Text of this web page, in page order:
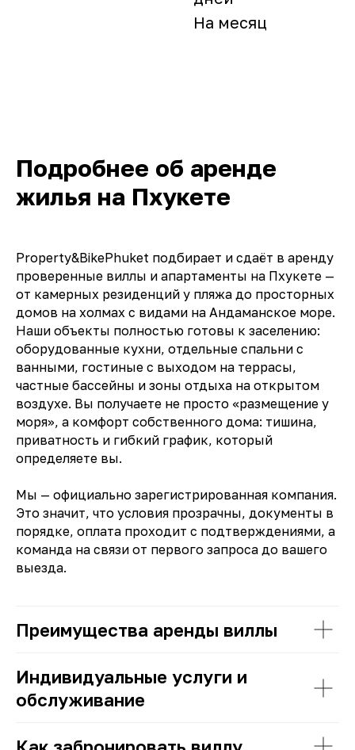
На месяц
Подробнее об аренде
жилья на Пхукете
Property&BikePhuket подбирает и сдаёт в аренду
проверенные виллы и апартаменты на Пхукете —
от камерных резиденций у пляжа до просторных
домов на холмах с видами на Андаманское море.
Наши объекты полностью готовы к заселению:
оборудованные кухни, отдельные спальни с
ванными, гостиные с выходом на террасы,
частные бассейны и зоны отдыха на открытом
воздухе. Вы получаете не просто «размещение у
моря», а комфорт собственного дома: тишина,
приватность и гибкий график, который
определяете вы.
Мы — официально зарегистрированная компания.
Это значит, что условия прозрачны, документы в
порядке, оплата проходит с подтверждениями, а
команда на связи от первого запроса до вашего
выезда.
Преимущества аренды виллы
Индивидуальные услуги и
обслуживание